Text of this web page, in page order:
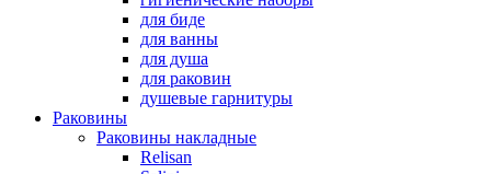
для биде
для ванны
для душа
для раковин
душевые гарнитуры
Раковины
Раковины накладные
Relisan